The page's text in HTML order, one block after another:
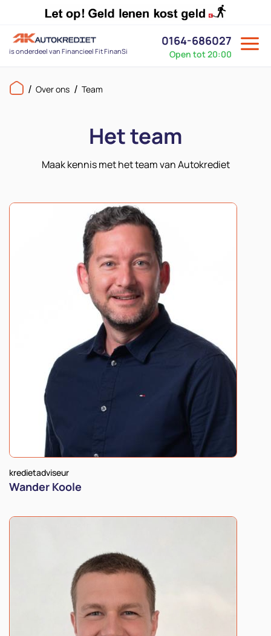
is onderdeel van Financieel Fit FinanSi
0164-686027
Open tot 20:00
Over ons Team
Het team
Maak kennis met het team van Autokrediet
kredietadviseur
Wander Koole